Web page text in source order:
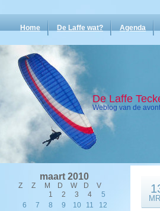
Home De Laffe wat? Agenda
De Laffe
Weblog van de
maart 2010
Z Z M D W D
V
1
2 3 4
5
6
7 8 9 10 11
12